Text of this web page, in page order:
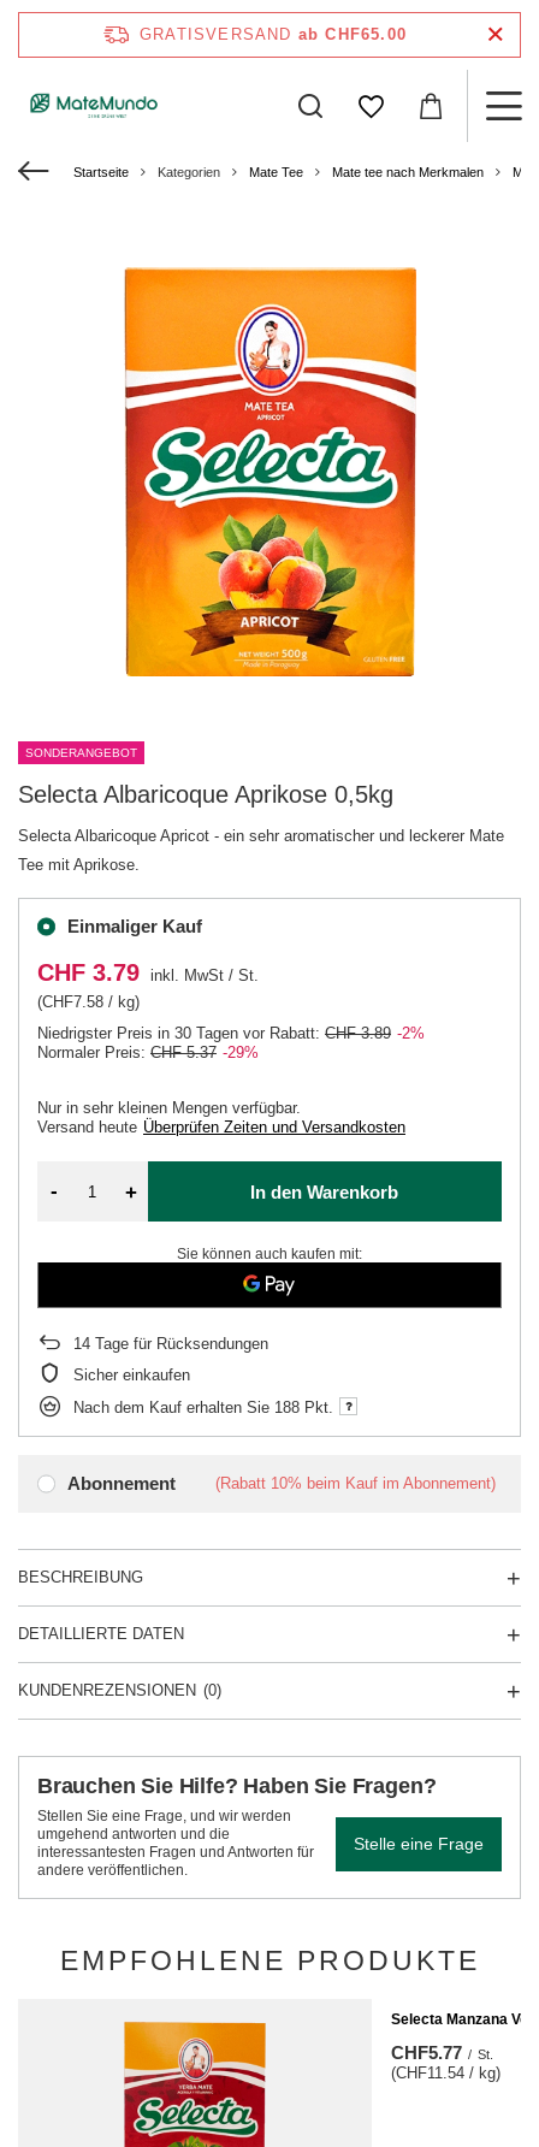
GRATISVERSAND ab CHF65.00
Startseite Kategorien Mate Tee Mate tee nach Merkmalen
SONDERANGEBOT
Selecta Albaricoque Aprikose 0,5kg
Selecta Albaricoque Apricot - ein sehr aromatischer und leckerer Mate
Tee mit Aprikose.
Einmaliger Kauf
Abonnement (Rabatt 10% beim Kauf im Abonnement)
Nur in sehr kleinen Mengen verfügbar
Versand heute Überprüfen Zeiten und Versandkosten
CHF 3.79 inkl. MwSt / St.
(CHF7.58 / kg)
Niedrigster Preis in 30 Tagen vor Rabatt: CHF 3.89 -2%
Normaler Preis: CHF 5.37 -29%
- + In den Warenkorb
Sie können auch kaufen mit:
14 Tage für Rücksendungen
Sicher einkaufen
Nach dem Kauf erhalten Sie 188 Pkt.
BESCHREIBUNG
DETAILLIERTE DATEN
KUNDENREZENSIONEN (0)
Brauchen Sie Hilfe? Haben Sie Fragen?
Stellen Sie eine Frage, und wir werden
umgehend antworten und die
interessantesten Fragen und Antworten für
andere veröffentlichen.
Stelle eine Frage
EMPFOHLENE PRODUKTE
Selecta Manzana
CHF5.77 / St.
(CHF11.54 / kg)